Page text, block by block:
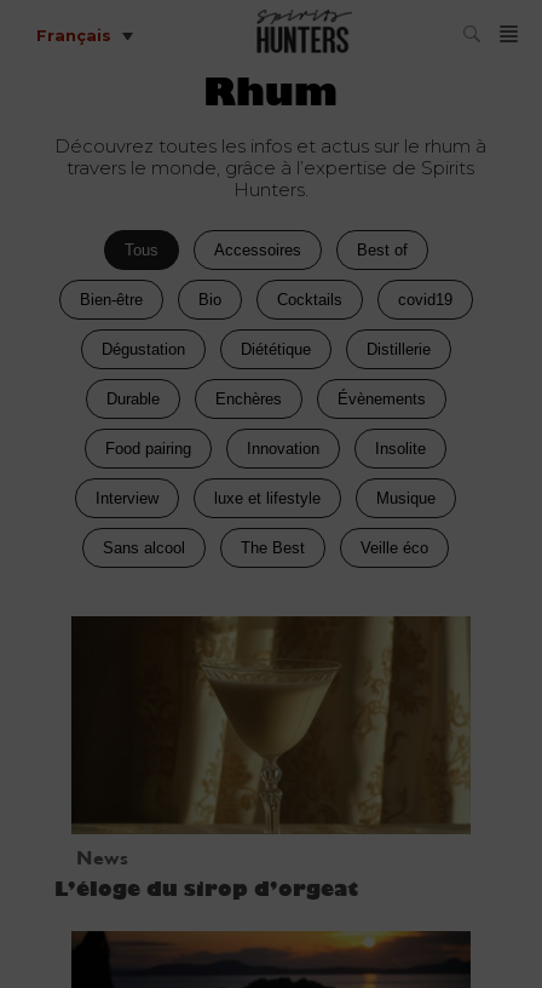
Français
Rhum
Découvrez toutes les infos et actus sur le rhum à
travers le monde, grâce à l’expertise de Spirits
Hunters.
Tous Accessoires Best of
Bien-être Bio Cocktails covid19
Dégustation Diététique Distillerie
Durable Enchères Évènements
Food pairing Innovation Insolite
Interview luxe et lifestyle Musique
Sans alcool The Best Veille éco
News
L’éloge du sirop d’orgeat